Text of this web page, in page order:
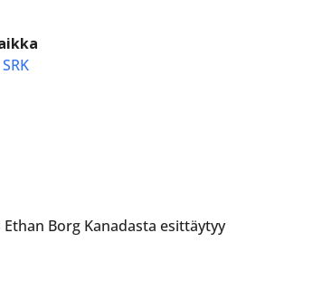
Borg Kanadasta esittäytyy